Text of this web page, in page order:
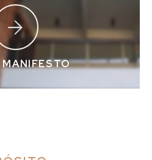
MANIFESTO